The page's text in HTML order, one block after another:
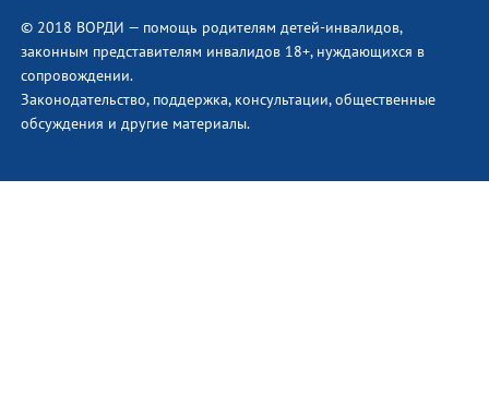
© 2018 ВОРДИ — помощь родителям детей-инвалидов,
законным представителям инвалидов 18+, нуждающихся в
сопровождении.
Законодательство, поддержка, консультации, общественные
обсуждения и другие материалы.